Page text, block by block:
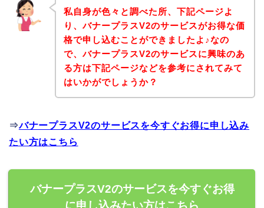
私自身が色々と調べた所、下記ページよ
り、バナープラスV2のサービスがお得な価
格で申し込むことができましたよ♪なの
で、バナープラスV2のサービスに興味のあ
る方は下記ページなどを参考にされてみて
はいかがでしょうか？
⇒バナープラスV2のサービスを今すぐお得に申し込み
たい方はこちら
バナープラスV2のサービスを今すぐお得
に申し込みたい方はこちら